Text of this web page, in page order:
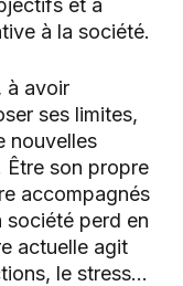
et à
à la société.
à avoir
ses limites,
nouvelles
Être son propre
accompagnés
société perd en
actuelle agit
le stress…